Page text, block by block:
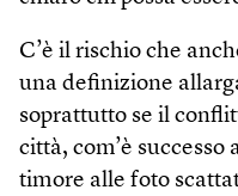
C’è il rischio che
una definizione
soprattutto se il
città, com’è
timore alle foto